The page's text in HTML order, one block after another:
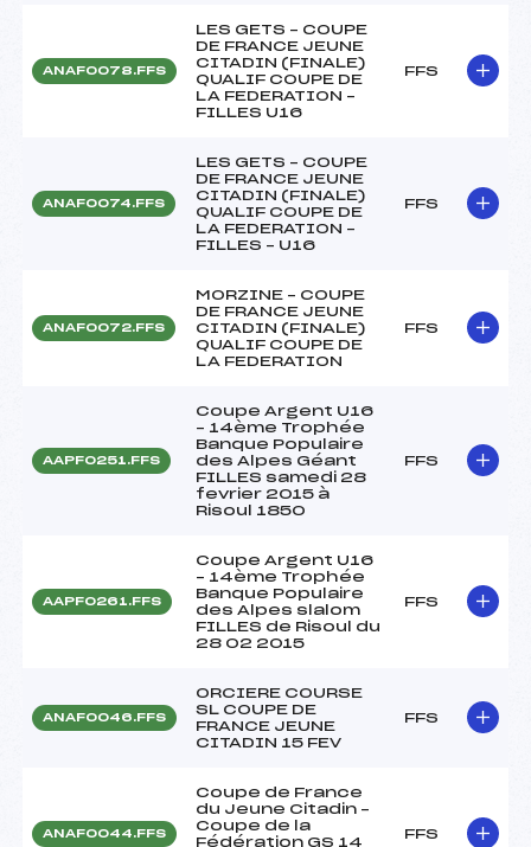
ANAF0078.FFS
LES GETS – COUPE
DE FRANCE JEUNE
CITADIN (FINALE)
QUALIF COUPE DE
LA FEDERATION –
FILLES U16
FFS
ANAF0074.FFS
LES GETS – COUPE
DE FRANCE JEUNE
CITADIN (FINALE)
QUALIF COUPE DE
LA FEDERATION –
FILLES – U16
FFS
ANAF0072.FFS
MORZINE – COUPE
DE FRANCE JEUNE
CITADIN (FINALE)
QUALIF COUPE DE
LA FEDERATION
FFS
AAPF0251.FFS
Coupe Argent U16
– 14ème Trophée
Banque Populaire
des Alpes Géant
FILLES samedi 28
fevrier 2015 à
Risoul 1850
FFS
AAPF0261.FFS
Coupe Argent U16
– 14ème Trophée
Banque Populaire
des Alpes slalom
FILLES de Risoul du
28 02 2015
FFS
ANAF0046.FFS
ORCIERE COURSE
SL COUPE DE
FRANCE JEUNE
CITADIN 15 FEV
FFS
ANAF0044.FFS
Coupe de France
du Jeune Citadin –
Coupe de la
Fédération GS 14
FFS